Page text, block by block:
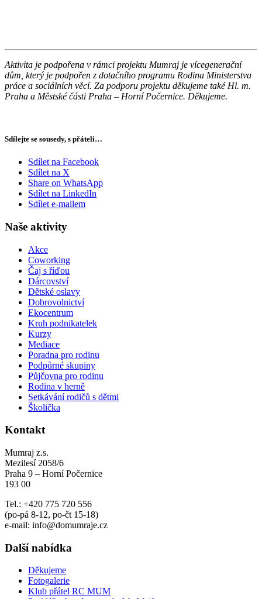
Aktivita je podpořena v rámci projektu Mumraj je vícegenerační
dům, který je podpořen z dotačního programu Rodina Ministerstva
práce a sociálních věcí. Za podporu projektu děkujeme také Hl. m.
Praha a Městské části Praha – Horní Počernice. Děkujeme.
Sdílejte se sousedy, s přáteli…
Sdílet na Facebook
Sdílet na X
Share on WhatsApp
Sdílet na LinkedIn
Sdílet e-mailem
Naše aktivity
Akce
Coworking
Čaj s říďou
Dárcovství
Dětské oslavy
Dobrovolnictví
Ekocentrum
Kruh podnikatelek
Kurzy
Mediace
Poradna pro rodinu
Podpůrné skupiny
Půjčovna pro rodinu
Rodina v herně
Setkávání rodičů s dětmi
Školička
Kontakt
Mumraj z.s.
Mezilesí 2058/6
Praha 9 – Horní Počernice
193 00
Tel.: +420 775 720 556
(po-pá 8-12, po-čt 15-18)
e-mail: info@domumraje.cz
Další nabídka
Děkujeme
Fotogalerie
Klub přátel RC MUM